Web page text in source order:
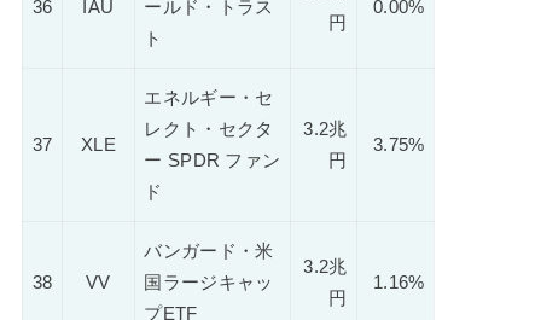
36 IAU
ールド・トラス
ト
円
0.00%
37 XLE
エネルギー・セ
レクト・セクタ
ー SPDR ファン
ド
3.2兆
円
3.75%
38 VV
バンガード・米
国ラージキャッ
プETF
3.2兆
円
1.16%